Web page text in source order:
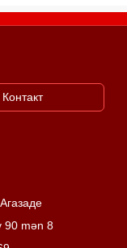
Контакт
90 mən 8